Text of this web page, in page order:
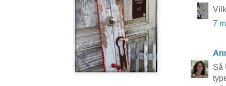
7
Så